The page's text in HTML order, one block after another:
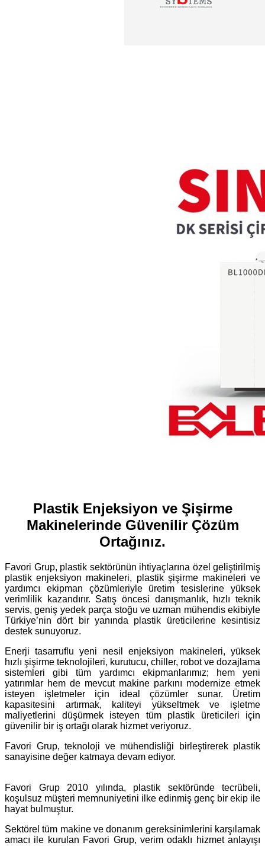
Plastik Enjeksiyon ve Şişirme
Makinelerinde Güvenilir Çözüm
Ortağınız.
Favori Grup, plastik sektörünün ihtiyaçlarına özel geliştirilmiş
plastik enjeksiyon makineleri, plastik şişirme makineleri ve
yardımcı ekipman çözümleriyle üretim tesislerine yüksek
verimlilik kazandırır. Satış öncesi danışmanlık, hızlı teknik
servis, geniş yedek parça stoğu ve uzman mühendis ekibiyle
Türkiye’nin dört bir yanında plastik üreticilerine kesintisiz
destek sunuyoruz.
Enerji tasarruflu yeni nesil enjeksiyon makineleri, yüksek
hızlı şişirme teknolojileri, kurutucu, chiller, robot ve dozajlama
sistemleri gibi tüm yardımcı ekipmanlarımız; hem yeni
yatırımlar hem de mevcut makine parkını modernize etmek
isteyen işletmeler için ideal çözümler sunar. Üretim
kapasitesini artırmak, kaliteyi yükseltmek ve işletme
maliyetlerini düşürmek isteyen tüm plastik üreticileri için
güvenilir bir iş ortağı olarak hizmet veriyoruz.
Favori Grup, teknoloji ve mühendisliği birleştirerek plastik
sanayisine değer katmaya devam ediyor.
Favori Grup 2010 yılında, plastik sektöründe tecrübeli,
koşulsuz müşteri memnuniyetini ilke edinmiş genç bir ekip ile
hayat bulmuştur.
Sektörel tüm makine ve donanım gereksinimlerini karşılamak
amacı ile kurulan Favori Grup, verim odaklı hizmet anlayışı